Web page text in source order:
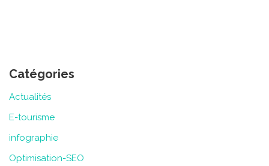
Catégories
Actualités
E-tourisme
infographie
Optimisation-SEO